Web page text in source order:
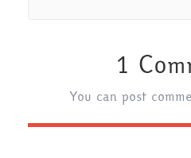
1
You can post